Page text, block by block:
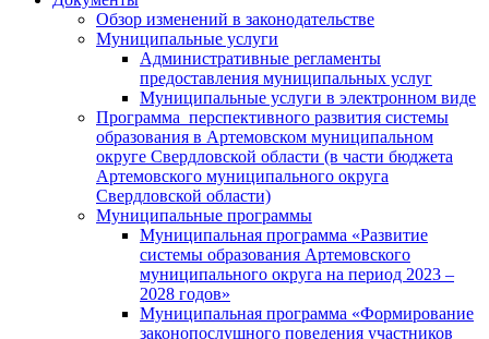
Обзор изменений в законодательстве
Муниципальные услуги
Административные регламенты
предоставления муниципальных услуг
Муниципальные услуги в электронном виде
Программа перспективного развития системы
образования в Артемовском муниципальном
округе Свердловской области (в части бюджета
Артемовского муниципального округа
Свердловской области)
Муниципальные программы
Муниципальная программа «Развитие
системы образования Артемовского
муниципального округа на период 2023 –
2028 годов»
Муниципальная программа «Формирование
законопослушного поведения участников